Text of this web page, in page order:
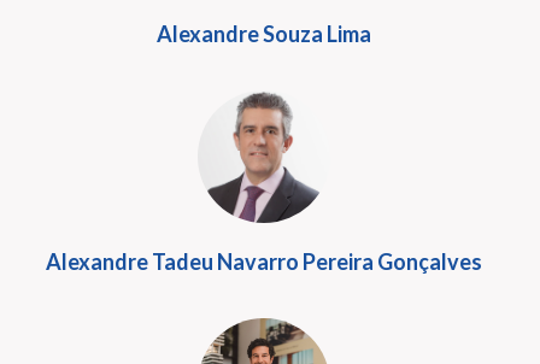
Alexandre Souza Lima
Alexandre Tadeu Navarro Pereira Gonçalves